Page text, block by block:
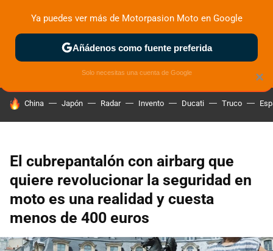
ZONA DE PRUEBAS DEPORTIVAS MOTOS ELÉCTRICAS
HOY SE HABLA DE
China Japón Radar Invento Ducati Truco
El cubrepantalón con airbarg que
quiere revolucionar la seguridad en
moto es una realidad y cuesta
menos de 400 euros
×
Ya puedes ver más de Motorpasion Moto en Google
Añádenos como fuente preferida
Solo necesitas una cuenta de Google